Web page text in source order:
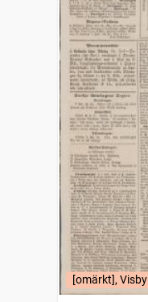
[omärkt], Visby